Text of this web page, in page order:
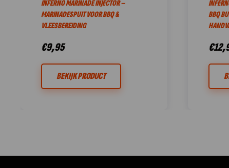
INFERNO MARINADE INJECTOR –
MARINADESPUIT VOOR BBQ &
VLEESBEREIDING
€9,95
BEKIJK PRODUCT
BBQ
€